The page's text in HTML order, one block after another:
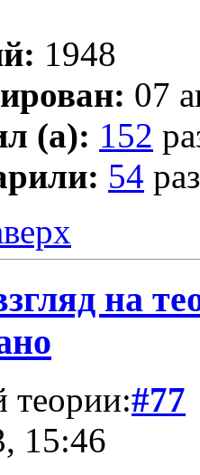
1948
07
(а): 152
54
на
теории:#77
15:46